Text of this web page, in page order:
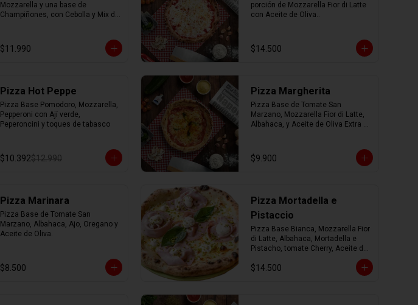
Mozzarella y una base de
Champiñones, con Cebolla y Mix de
$11.990
porción de Mozzarella Fior di Latte
con Aceite de Oliva..
$14.500
Pizza Hot Peppe
Pizza Base Pomodoro, Mozzarella,
Pepperoni con Ají verde,
Peperoncini y toques de tabasco
$10.392$12.990
Pizza Margherita
Pizza Base de Tomate San
Marzano, Mozzarella Fior di Latte,
Albahaca, y Aceite de Oliva Extra
$9.900
Pizza Marinara
Pizza Base de Tomate San
Marzano, Albahaca, Ajo, Oregano y
Aceite de Oliva.
$8.500
Pizza Mortadella e
Pistaccio
Pizza Base Bianca, Mozzarella Fior
di Latte, Albahaca, Mortadella e
Pistacho, tomate Cherry, Aceite de
$14.500